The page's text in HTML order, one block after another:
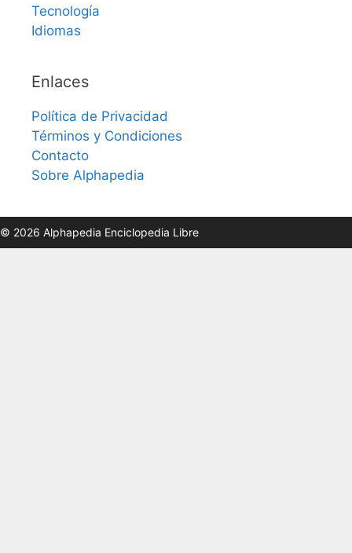
Tecnología
Idiomas
Enlaces
Política de Privacidad
Términos y Condiciones
Contacto
Sobre Alphapedia